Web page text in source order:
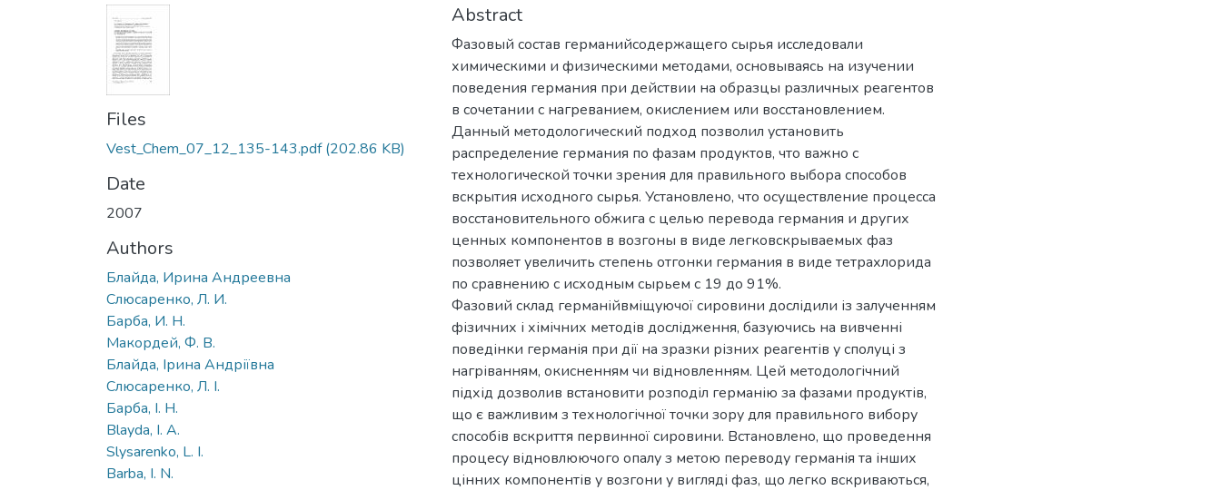
Files
Vest_Chem_07_12_135-143.pdf(202.86 KB)
Date
2007
Authors
Блайда, Ирина Андреевна
Слюсаренко, Л. И.
Барба, И. Н.
Макордей, Ф. В.
Блайда, Ірина Андріївна
Слюсаренко, Л. І.
Барба, І. Н.
Blayda, I. A.
Slysarenko, L. I.
Barba, I. N.
Abstract
Фазовый состав германийсодержащего сырья исследовали
химическими и физическими методами, основываясь на изучении
поведения германия при действии на образцы различных реагентов
в сочетании с нагреванием, окислением или восстановлением.
Данный методологический подход позволил установить
распределение германия по фазам продуктов, что важно с
технологической точки зрения для правильного выбора способов
вскрытия исходного сырья. Установлено, что осуществление процесса
восстановительного обжига с целью перевода германия и других
ценных компонентов в возгоны в виде легковскрываемых фаз
позволяет увеличить степень отгонки германия в виде тетрахлорида
по сравнению с исходным сырьем с 19 до 91%.
Фазовий склад германійвміщуючої сировини дослідили із залученням
фізичних і хімічних методів дослідження, базуючись на вивченні
поведінки германія при дії на зразки різних реагентів у сполуці з
нагріванням, окисненням чи відновленням. Цей методологічний
підхід дозволив встановити розподіл германію за фазами продуктів,
що є важливим з технологічної точки зору для правильного вибору
способів вскриття первинної сировини. Встановлено, що проведення
процесу відновлюючого опалу з метою переводу германія та інших
цінних компонентів у возгони у вигляді фаз, що легко вскриваються,